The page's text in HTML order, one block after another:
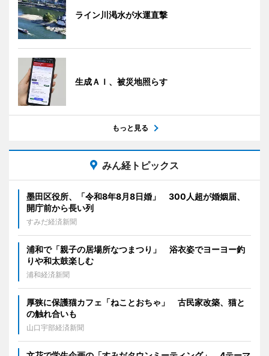
ライン川渇水が水運直撃
生成ＡＩ、被災地照らす
もっと見る
みん経トピックス
墨田区役所、「令和8年8月8日婚」 300人超が婚姻届、
開庁前から長い列
すみだ経済新聞
浦和で「親子の居場所なつまつり」 浴衣姿でヨーヨー釣
りや和太鼓楽しむ
浦和経済新聞
厚狭に保護猫カフェ「ねことおちゃ」 古民家改築、猫と
の触れ合いも
山口宇部経済新聞